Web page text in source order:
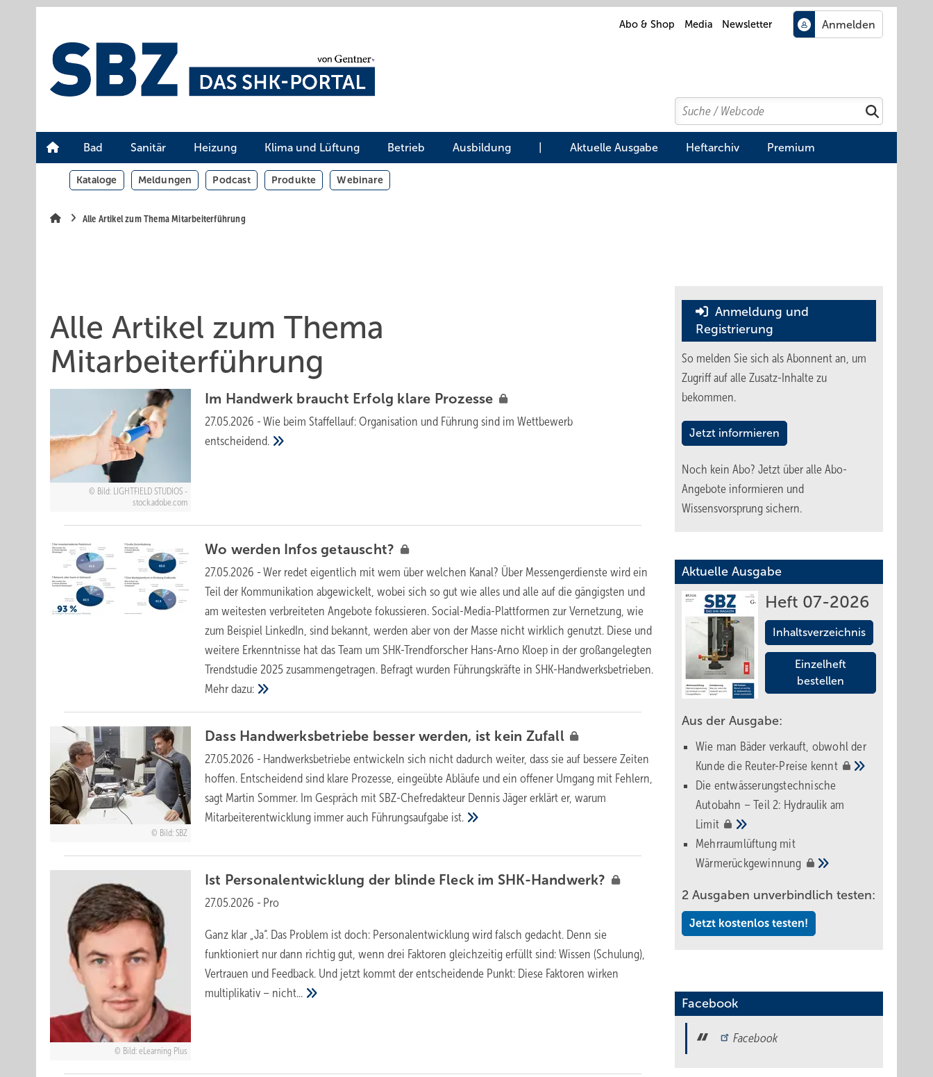
Abo & Shop Media Newsletter
Search
Suchen
Bad Sanitär Heizung Klima und Lüftung Betrieb Ausbildung Aktuelle Ausgabe Heftarchiv Premium
Kataloge Meldungen Podcast Produkte Webinare
Alle Artikel zum Thema Mitarbeiterführung
Alle Artikel zum Thema
Mitarbeiterführung
Bild: LIGHTFIELD STUDIOS -
stock.adobe.com
Im Handwerk braucht Erfolg klare Prozesse
27.05.2026 - Wie beim Staffellauf: Organisation und Führung sind im Wettbewerb
entscheidend.
Wo werden Infosgetauscht?
27.05.2026 - Wer redet eigentlich mit wem über welchen Kanal? Über Messengerdienste wird ein
Teil der Kommunikation abgewickelt, wobei sich so gut wie alles und alle auf die gängigsten und
am weitesten verbreiteten Angebote fokussieren. Social-Media-Plattformen zur Vernetzung, wie
zum Beispiel LinkedIn, sind bekannt, werden aber von der Masse nicht wirklich genutzt. Diese und
weitere Erkenntnisse hat das Team um SHK-Trendforscher Hans-Arno Kloep in der großangelegten
Trendstudie 2025 zusammengetragen. Befragt wurden Führungskräfte in SHK-Handwerksbetrieben.
Mehrdazu:
Bild: SBZ
Dass Handwerksbetriebe besser werden, ist kein Zufall
27.05.2026 - Handwerksbetriebe entwickeln sich nicht dadurch weiter, dass sie auf bessere Zeiten
hoffen. Entscheidend sind klare Prozesse, eingeübte Abläufe und ein offener Umgang mit Fehlern,
sagt Martin Sommer. Im Gespräch mit SBZ-Chefredakteur Dennis Jäger erklärt er, warum
Mitarbeiter­entwicklung immer auch Führungsaufgabe ist.
Bild: eLearning Plus
Ist Personalentwicklung der blinde Fleck im SHK-Handwerk?
27.05.2026 - Pro
Ganz klar „Ja“. Das Problem ist doch: Personalentwicklung wird falsch gedacht. Denn sie
funktioniert nur dann richtig gut, wenn drei Faktoren gleichzeitig erfüllt sind: Wissen (Schulung),
Vertrauen und Feedback. Und jetzt kommt der entscheidende Punkt: Diese Faktoren wirken
multiplikativ – nicht...
Anmeldung und
Registrierung
So melden Sie sich als Abonnent an, um
Zugriff auf alle Zusatz-Inhalte zu
bekommen.
Jetzt informieren
Noch kein Abo? Jetzt über alle Abo-
Angebote informieren und
Wissensvorsprung sichern.
Aktuelle Ausgabe
Heft 07-2026
Inhaltsverzeichnis
Einzelheft
bestellen
Aus der Ausgabe:
Wie man Bäder verkauft, obwohl der
Kunde die Reuter-Preise kennt
Die entwässerungstechnische
Autobahn – Teil 2: Hydraulik am
Limit
Mehrraumlüftung mit
Wärmerückgewinnung
2 Ausgaben unverbindlich testen:
Jetzt kostenlos testen!
Facebook
Facebook